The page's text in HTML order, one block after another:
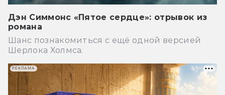
Дэн Симмонс «Пятое сердце»: отрывок из
романа
Шанс познакомиться с ещё одной версией
Шерлока Холмса.
РЕКЛАМА